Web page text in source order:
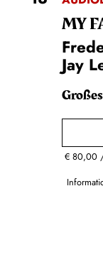
MY
Jay
€80,00